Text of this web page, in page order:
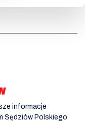
informacje
Sędziów Polskiego